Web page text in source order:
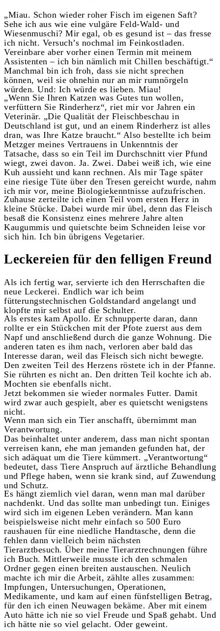
„Miau. Schon wieder roher Fisch im eigenen Saft?
Sehe ich aus wie eine vulgäre Feld-Wald- und
Wiesenmuschi? Mir egal, ob es gesund ist – das fresse
ich nicht. Versuch’s nochmal im Feinkostladen.
Vereinbare aber vorher einen Termin mit meinem
Assistenten – ich bin nämlich mit Chillen beschäftigt.“
Manchmal bin ich froh, dass sie nicht sprechen
können, weil sie ohnehin nur an mir rumnörgeln
würden. Und: Ich würde es lieben. Miau!
„Wenn Sie Ihren Katzen was Gutes tun wollen,
verfüttern Sie Rinderherz“, riet mir vor Jahren ein
Veterinär. „Die Qualität der Fleischbeschau in
Deutschland ist gut, und an einem Rinderherz ist alles
dran, was Ihre Katze braucht.“ Also bestellte ich beim
Metzger meines Vertrauens in Unkenntnis der
Tatsache, dass so ein Teil im Durchschnitt vier Pfund
wiegt, zwei davon. Ja. Zwei. Dabei weiß ich, wie eine
Kuh aussieht und kann rechnen. Als mir Tage später
eine riesige Tüte über den Tresen gereicht wurde, nahm
ich mir vor, meine Biologiekenntnisse aufzufrischen.
Zuhause zerteilte ich einen Teil vom ersten Herz in
kleine Stücke. Dabei wurde mir übel, denn das Fleisch
besaß die Konsistenz eines mehrere Jahre alten
Kaugummis und quietschte beim Schneiden leise vor
sich hin. Ich bin übrigens Vegetarier.
Leckereien für den felligen Freund
Als ich fertig war, servierte ich den Herrschaften die
neue Leckerei. Endlich war ich beim
fütterungstechnischen Goldstandard angelangt und
klopfte mir selbst auf die Schulter.
Als erstes kam Apollo. Er schnupperte daran, dann
rollte er ein Stückchen mit der Pfote zuerst aus dem
Napf und anschließend durch die ganze Wohnung. Die
anderen taten es ihm nach, verloren aber bald das
Interesse daran, weil das Fleisch sich nicht bewegte.
Den zweiten Teil des Herzens röstete ich in der Pfanne.
Sie rührten es nicht an. Den dritten Teil kochte ich ab.
Mochten sie ebenfalls nicht.
Jetzt bekommen sie wieder normales Futter. Damit
wird zwar auch gespielt, aber es quietscht wenigstens
nicht.
Wenn man sich ein Tier anschafft, übernimmt man
Verantwortung.
Das beinhaltet unter anderem, dass man nicht spontan
verreisen kann, ehe man jemanden gefunden hat, der
sich adäquat um die Tiere kümmert. „Verantwortung“
bedeutet, dass Tiere Anspruch auf ärztliche Behandlung
und Pflege haben, wenn sie krank sind, auf Zuwendung
und Schutz.
Es hängt ziemlich viel daran, wenn man mal darüber
nachdenkt. Und das sollte man unbedingt tun. Einiges
wird sich im eigenen Leben verändern. Man kann
beispielsweise nicht mehr einfach so 500 Euro
raushauen für eine niedliche Handtasche, denn die
fehlen dann vielleich beim nächsten
Tierarztbesuch. Über meine Tierarztrechnungen führe
ich Buch. Mittlerweile musste ich den schmalen
Ordner gegen einen breiten austauschen. Neulich
machte ich mir die Arbeit, zählte alles zusammen:
Impfungen, Untersuchungen, Operationen,
Medikamente, und kam auf einen fünfstelligen Betrag,
für den ich einen Neuwagen bekäme. Aber mit einem
Auto hätte ich nie so viel Freude und Spaß gehabt. Und
ich hätte nie so viel gelacht. Oder geweint.